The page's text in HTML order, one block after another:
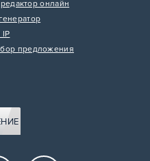
онлайн
предложения